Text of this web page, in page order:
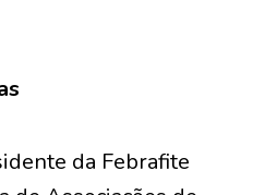
da Febrafite